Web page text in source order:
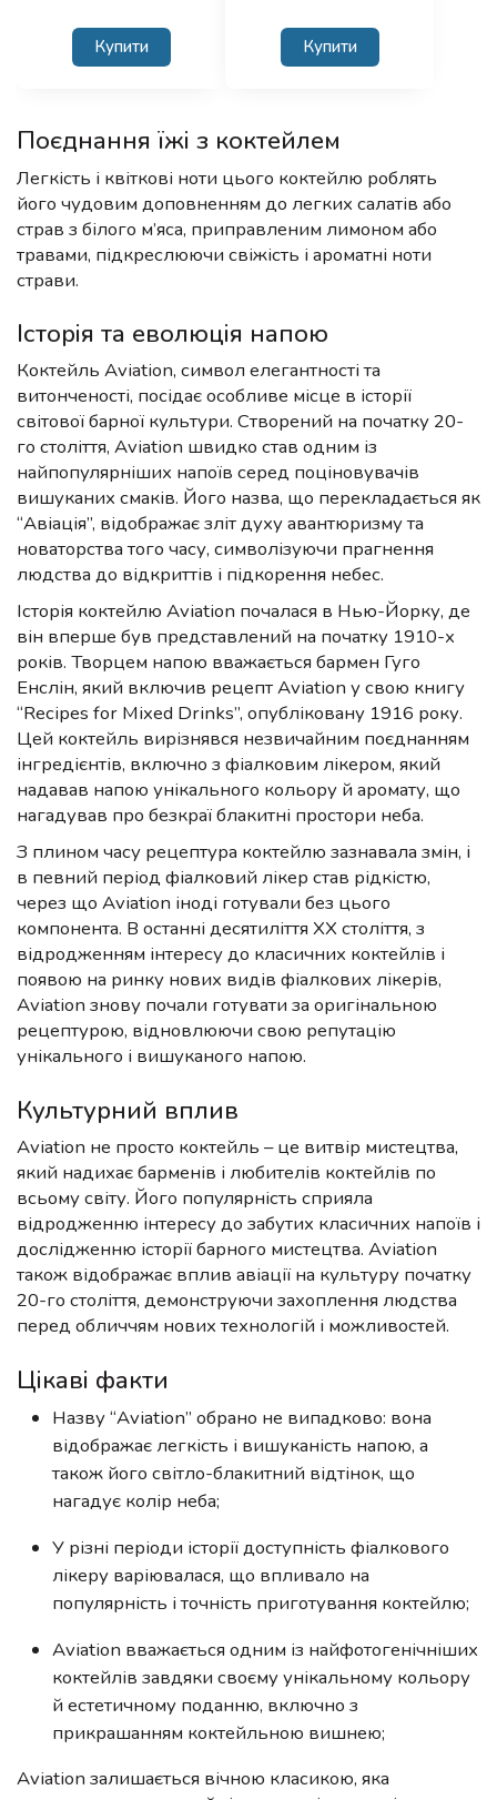
Купити Купити
Поєднання їжі з коктейлем
Легкість і квіткові ноти цього коктейлю роблять
його чудовим доповненням до легких салатів або
страв з білого м’яса, приправленим лимоном або
травами, підкреслюючи свіжість і ароматні ноти
страви.
Історія та еволюція напою
Коктейль Aviation, символ елегантності та
витонченості, посідає особливе місце в історії
світової барної культури. Створений на початку 20-
го століття, Aviation швидко став одним із
найпопулярніших напоїв серед поціновувачів
вишуканих смаків. Його назва, що перекладається як
“Авіація”, відображає зліт духу авантюризму та
новаторства того часу, символізуючи прагнення
людства до відкриттів і підкорення небес.
Історія коктейлю Aviation почалася в Нью-Йорку, де
він вперше був представлений на початку 1910-х
років. Творцем напою вважається бармен Гуго
Енслін, який включив рецепт Aviation у свою книгу
“Recipes for Mixed Drinks”, опубліковану 1916 року.
Цей коктейль вирізнявся незвичайним поєднанням
інгредієнтів, включно з фіалковим лікером, який
надавав напою унікального кольору й аромату, що
нагадував про безкраї блакитні простори неба.
З плином часу рецептура коктейлю зазнавала змін, і
в певний період фіалковий лікер став рідкістю,
через що Aviation іноді готували без цього
компонента. В останні десятиліття XX століття, з
відродженням інтересу до класичних коктейлів і
появою на ринку нових видів фіалкових лікерів,
Aviation знову почали готувати за оригінальною
рецептурою, відновлюючи свою репутацію
унікального і вишуканого напою.
Культурний вплив
Aviation не просто коктейль – це витвір мистецтва,
який надихає барменів і любителів коктейлів по
всьому світу. Його популярність сприяла
відродженню інтересу до забутих класичних напоїв і
дослідженню історії барного мистецтва. Aviation
також відображає вплив авіації на культуру початку
20-го століття, демонструючи захоплення людства
перед обличчям нових технологій і можливостей.
Цікаві факти
Назву “Aviation” обрано не випадково: вона
відображає легкість і вишуканість напою, а
також його світло-блакитний відтінок, що
нагадує колір неба;
У різні періоди історії доступність фіалкового
лікеру варіювалася, що впливало на
популярність і точність приготування коктейлю;
Aviation вважається одним із найфотогенічніших
коктейлів завдяки своєму унікальному кольору
й естетичному поданню, включно з
прикрашанням коктейльною вишнею;
Aviation залишається вічною класикою, яка